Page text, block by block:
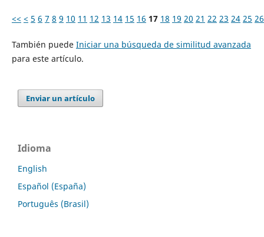
<< < 5 6 7 8 9 10 11 12 13 14 15 16 17 18 19 20 21 22 23 24 25 26
También puede Iniciar una búsqueda de similitud avanzada
para este artículo.
Enviar un artículo
Idioma
English
Español (España)
Português (Brasil)